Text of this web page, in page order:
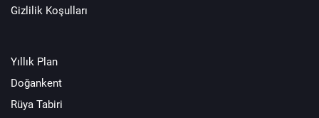
Gizlilik Koşulları
Yıllık Plan
Doğankent
Rüya Tabiri